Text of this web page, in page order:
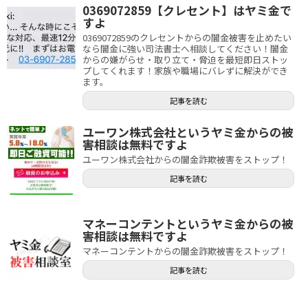
0369072859【クレセント】はヤミ金で
すよ
0369072859のクレセントからの闇金被害を止めたい
なら闇金に強い司法書士へ相談してください！闇金
からの嫌がらせ・取り立て・脅迫を最短即日ストッ
プしてくれます！家族や職場にバレずに解決ができ
ます。
記事を読む
ユーワン株式会社というヤミ金からの被
害相談は無料ですよ
ユーワン株式会社からの闇金詐欺被害をストップ！
記事を読む
マネーコンテントというヤミ金からの被
害相談は無料ですよ
マネーコンテントからの闇金詐欺被害をストップ！
記事を読む